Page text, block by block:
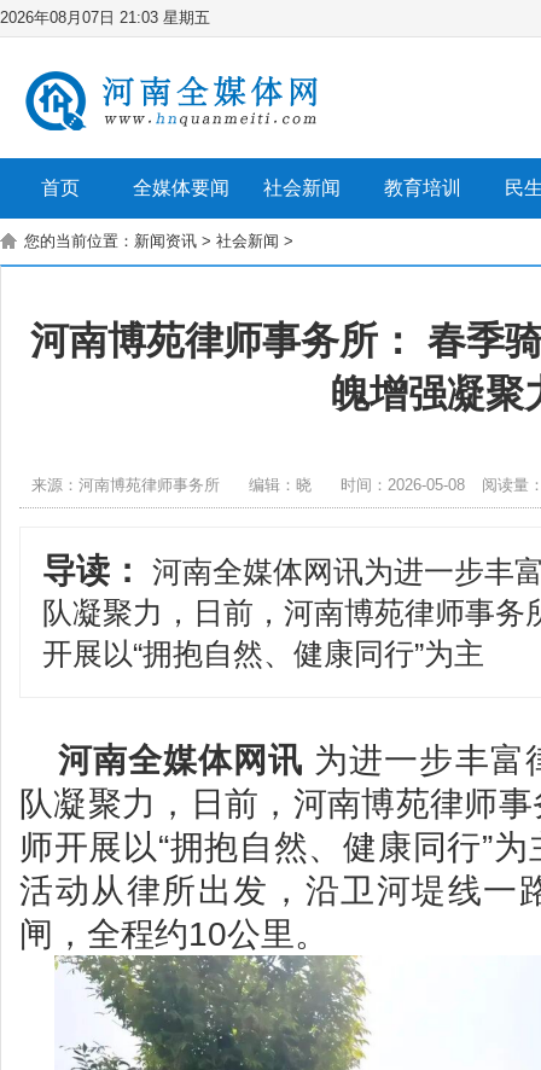
2026年08月07日 21:03 星期五
首页 全媒体要闻 社会新闻 教育培训 民
您的当前位置： 新闻资讯 > 社会新闻 >
河南博苑律师事务所： 春季
魄增强凝聚
来源：河南博苑律师事务所 编辑：晓 时间：2026-05-08 阅读量
导读：
河南全媒体网讯为进一步丰
队凝聚力，日前，河南博苑律师事务
开展以“拥抱自然、健康同行”为主
河南全媒体网讯 为进一步丰富
队凝聚力，日前，河南博苑律师
师开展以“拥抱自然、健康同行”
活动从律所出发，沿卫河堤线一
闸，全程约10公里。